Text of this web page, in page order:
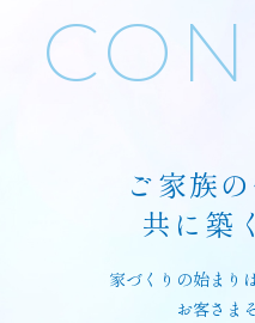
ご家族
共に築
家づくりの始まり
お客さま